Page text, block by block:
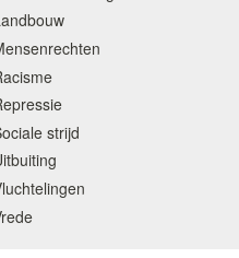
strijd